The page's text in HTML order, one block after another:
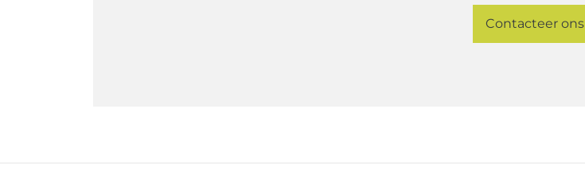
Contacteer ons